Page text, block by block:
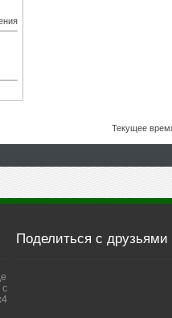
Текущее
Поделиться с друзьями